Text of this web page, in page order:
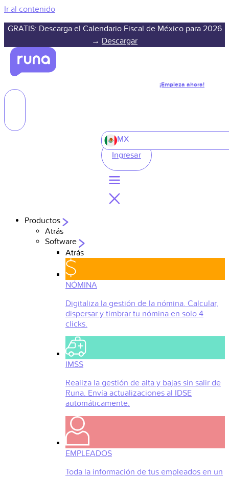
Ir al contenido
GRATIS: Descarga el Calendario Fiscal de México para 2026
→ Descargar
¡Empieza ahora!
MX
Ingresar
Productos
Atrás
Software
Atrás
NÓMINA
Digitaliza la gestión de la nómina. Calcular,
dispersar y timbrar tu nómina en solo 4
clicks.
IMSS
Realiza la gestión de alta y bajas sin salir de
Runa. Envía actualizaciones al IDSE
automáticamente.
EMPLEADOS
Toda la información de tus empleados en un